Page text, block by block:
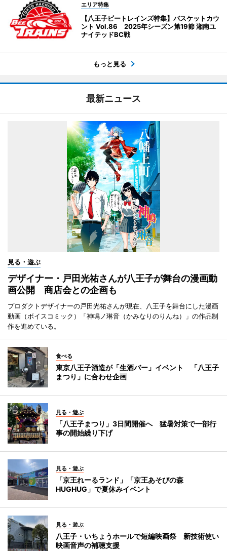
エリア特集
【八王子ビートレインズ特集】バスケットカウ
ント Vol.86 2025年シーズン第19節 湘南ユ
ナイテッドBC戦
もっと見る
最新ニュース
見る・遊ぶ
デザイナー・戸田光祐さんが八王子が舞台の漫画動
画公開 商店会との企画も
プロダクトデザイナーの戸田光祐さんが現在、八王子を舞台にした漫画
動画（ボイスコミック）「神鳴ノ琳音（かみなりのりんね）」の作品制
作を進めている。
食べる
東京八王子酒造が「生酒バー」イベント 「八王子
まつり」に合わせ企画
見る・遊ぶ
「八王子まつり」3日間開催へ 猛暑対策で一部行
事の開始繰り下げ
見る・遊ぶ
「京王れーるランド」「京王あそびの森
HUGHUG」で夏休みイベント
見る・遊ぶ
八王子・いちょうホールで短編映画祭 新技術使い
映画音声の補聴支援